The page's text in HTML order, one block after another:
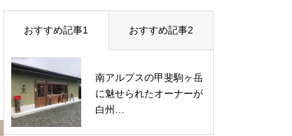
おすすめ記事1 おすすめ記事2
南アルプスの甲斐駒ヶ岳
に魅せられたオーナーが
白州…